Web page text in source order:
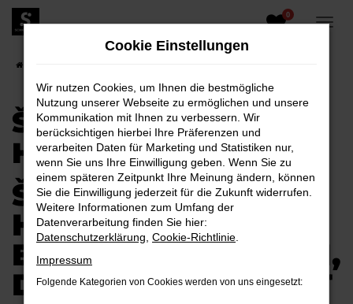
Zum
Hauptinhalt
0
ŠKODA SCALA FÜR
HOYERSWERDA
ŠKODA SCALA FÜR
HOYERSWERDA
EINE KOMBINATION,
DIE EINFACH PASST
Cookie Einstellungen
Wir nutzen Cookies, um Ihnen die bestmögliche
Nutzung unserer Webseite zu ermöglichen und unsere
Kommunikation mit Ihnen zu verbessern. Wir
berücksichtigen hierbei Ihre Präferenzen und
verarbeiten Daten für Marketing und Statistiken nur,
wenn Sie uns Ihre Einwilligung geben. Wenn Sie zu
einem späteren Zeitpunkt Ihre Meinung ändern, können
Sie die Einwilligung jederzeit für die Zukunft widerrufen.
Weitere Informationen zum Umfang der
Datenverarbeitung finden Sie hier:
Datenschutzerklärung Cookie-Richtlinie
Impressum
Folgende Kategorien von Cookies werden von uns eingesetzt: